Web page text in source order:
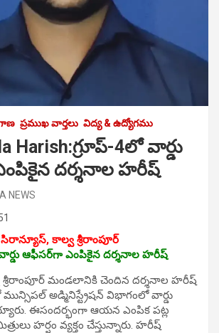
ప్రముఖ వార్తలు విద్య & ఉద్యోగము
Harish:గ్రూప్-4లో వార్డు
దర్శనాల హరీష్
NEWS
సిరాన్యూస్, కాల్వ శ్రీరాంపూర్
ఆఫీసర్‌గా ఎంపికైన దర్శనాల హరీష్
శ్రీరాంపూర్ మండలానికి చెందిన దర్శనాల హరీష్
మున్సిపల్ అడ్మినిస్ట్రేషన్ విభాగంలో వార్డు
ఈసంద‌ర్భంగా ఆయ‌న ఎంపిక ప‌ట్ల‌
హర్షం వ్యక్తం చేస్తున్నారు. హరీష్